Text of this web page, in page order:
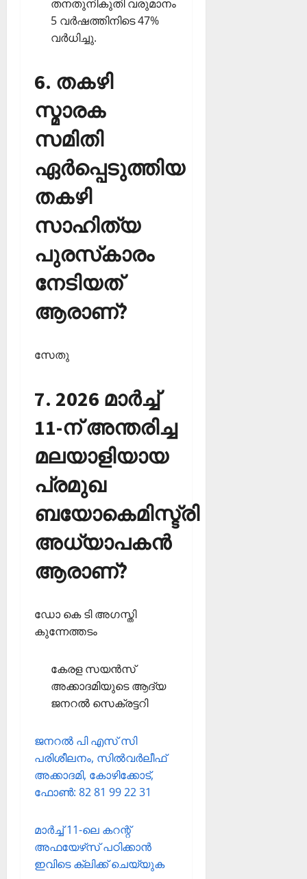
തനതുനികുതി വരുമാനം
5 വര്‍ഷത്തിനിടെ 47%
വര്‍ധിച്ചു.
6. തകഴി
സ്മാരക
സമിതി
ഏര്‍പ്പെടുത്തിയ
തകഴി
സാഹിത്യ
പുരസ്‌കാരം
നേടിയത്
ആരാണ്?
സേതു
7. 2026 മാര്‍ച്ച്
11-ന് അന്തരിച്ച
മലയാളിയായ
പ്രമുഖ
ബയോകെമിസ്ട്രി
അധ്യാപകന്‍
ആരാണ്?
ഡോ കെ ടി അഗസ്തി
കുന്നേത്തടം
കേരള സയന്‍സ്
അക്കാദമിയുടെ ആദ്യ
ജനറല്‍ സെക്രട്ടറി
ജനറല്‍ പി എസ് സി
പരിശീലനം, സില്‍വര്‍ലീഫ്
അക്കാദമി, കോഴിക്കോട്,
ഫോണ്‍: 82 81 99 22 31
മാര്‍ച്ച് 11-ലെ കറന്റ്
അഫയേഴ്‌സ് പഠിക്കാന്‍
ഇവിടെ ക്ലിക്ക് ചെയ്യുക